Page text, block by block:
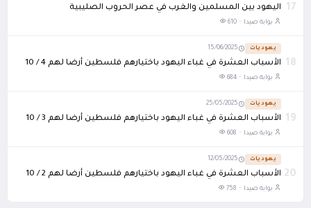
17 اليهود بين المسلمين والغرب في عصر الحروب الصليبية
بوابة صيدا · 610
18
يهوديات 15/06/2025
الأسباب العشرة في غباء اليهود باختيارهم فلسطين أرضا لهم 4 / 10
بوابة صيدا · 684
19
يهوديات 25/05/2025
الأسباب العشرة في غباء اليهود باختيارهم فلسطين أرضا لهم 3 / 10
بوابة صيدا · 608
20
يهوديات 12/05/2025
الأسباب العشرة في غباء اليهود باختيارهم فلسطين أرضا لهم 2 / 10
بوابة صيدا · 758